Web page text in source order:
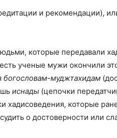
и рекомендации),
которые передавали
ученые мужи окончили
богословам-муджтахидам
иснады (цепочки
хадисоведения, которые
о достоверности или